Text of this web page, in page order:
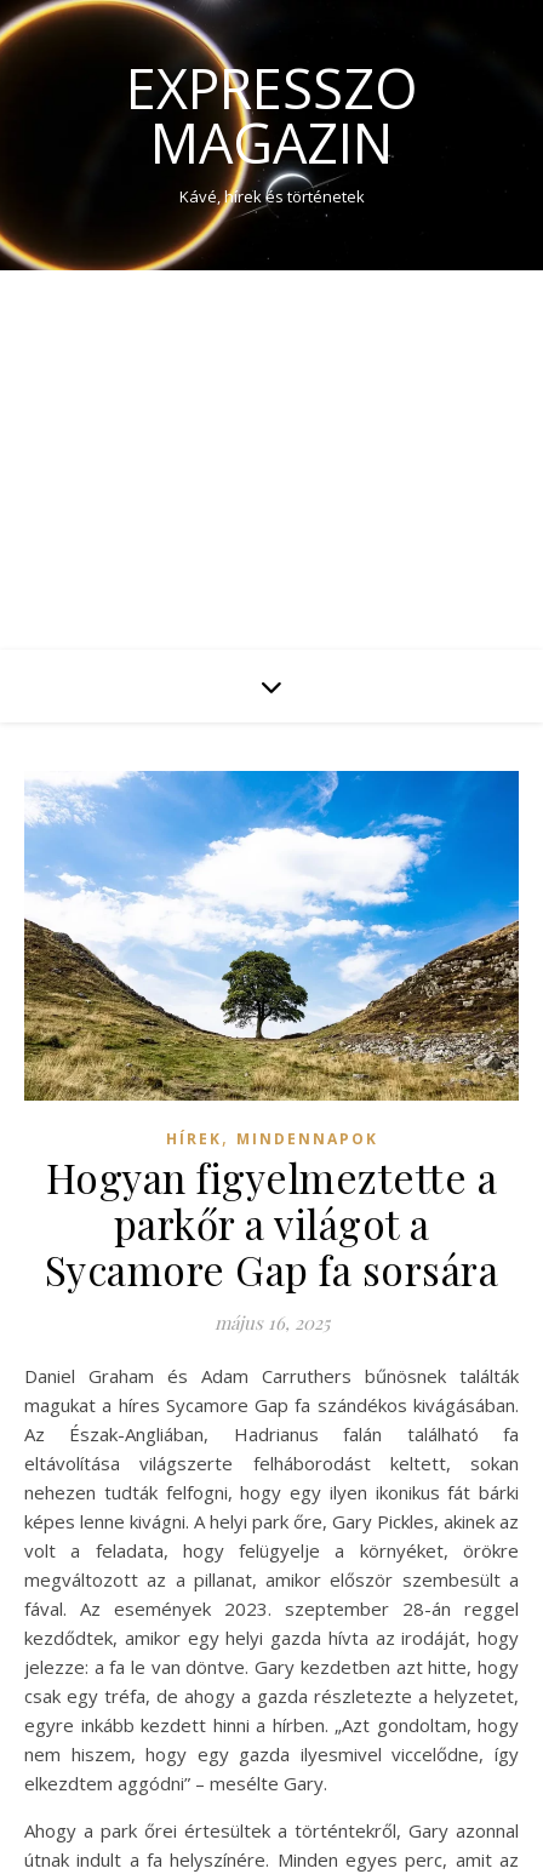
EXPRESSZO
MAGAZIN
Kávé, hírek és történetek
HÍREK, MINDENNAPOK
Hogyan figyelmeztette a
parkőr a világot a
Sycamore Gap fa sorsára
május 16, 2025
Daniel Graham és Adam Carruthers bűnösnek találták
magukat a híres Sycamore Gap fa szándékos kivágásában.
Az Észak-Angliában, Hadrianus falán található fa
eltávolítása világszerte felháborodást keltett, sokan
nehezen tudták felfogni, hogy egy ilyen ikonikus fát bárki
képes lenne kivágni. A helyi park őre, Gary Pickles, akinek az
volt a feladata, hogy felügyelje a környéket, örökre
megváltozott az a pillanat, amikor először szembesült a
fával. Az események 2023. szeptember 28-án reggel
kezdődtek, amikor egy helyi gazda hívta az irodáját, hogy
jelezze: a fa le van döntve. Gary kezdetben azt hitte, hogy
csak egy tréfa, de ahogy a gazda részletezte a helyzetet,
egyre inkább kezdett hinni a hírben. „Azt gondoltam, hogy
nem hiszem, hogy egy gazda ilyesmivel viccelődne, így
elkezdtem aggódni” – mesélte Gary.
Ahogy a park őrei értesültek a történtekről, Gary azonnal
útnak indult a fa helyszínére. Minden egyes perc, amit az